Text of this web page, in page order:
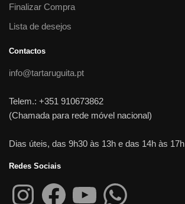
Finalizar Compra
Lista de desejos
Contactos
info@tartaruguita.pt
Telem.: +351 910673862
(Chamada para rede móvel nacional)
Dias úteis, das 9h30 às 13h e das 14h às 17h
Redes Sociais